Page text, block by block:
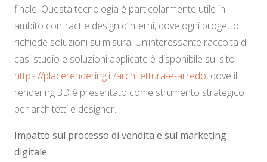
finale. Questa tecnologia è particolarmente utile in
ambito contract e design d’interni, dove ogni progetto
richiede soluzioni su misura. Un’interessante raccolta di
casi studio e soluzioni applicate è disponibile sul sito
https://placerendering.it/architettura-e-arredo, dove il
rendering 3D è presentato come strumento strategico
per architetti e designer.
Impatto sul processo di vendita e sul marketing
digitale